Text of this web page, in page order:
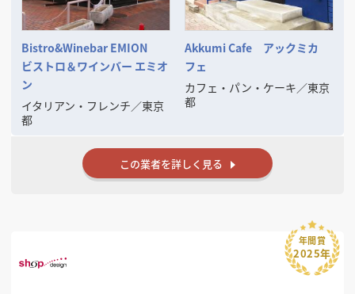
◦その他お店に関するすべての御相談
ご一緒に良いお店を考え、楽しく創りましょう。
そして成功させましょう。
Bistro&Winebar EMION
ビストロ＆ワインバー エミオ
ン
イタリアン・フレンチ／東京
都
Akkumi Cafe アックミカ
フェ
カフェ・パン・ケーキ／東京
都
この業者を詳しく見る
年間賞
2025年